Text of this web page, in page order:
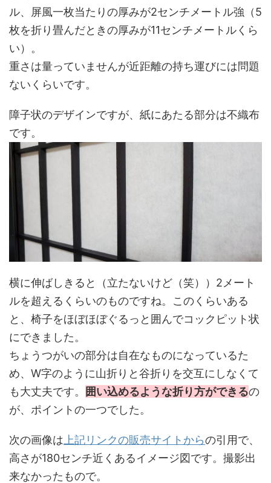
ル、屏風一枚当たりの厚みが2センチメートル強（5
枚を折り畳んだときの厚みが11センチメートルくら
い）。
重さは量っていませんが近距離の持ち運びには問題
ないくらいです。
障子状のデザインですが、紙にあたる部分は不織布
です。
横に伸ばしきると（立たないけど（笑））2メート
ルを超えるくらいのものですね。このくらいある
と、椅子をほぼほぼぐるっと囲んでコックピット状
にできました。
ちょうつがいの部分は自在なものになっているた
め、W字のように山折りと谷折りを交互にしなくて
も大丈夫です。 囲い込めるような折り方ができるの
が、ポイントの一つでした。
次の画像は 上記リンクの販売サイトからの引用で、
高さが180センチ近くあるイメージ図です。撮影出
来なかったもので。